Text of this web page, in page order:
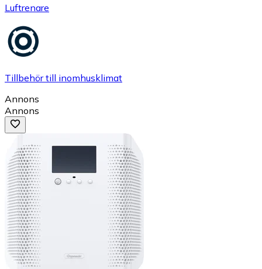
Luftrenare
Tillbehör till inomhusklimat
Annons
Annons